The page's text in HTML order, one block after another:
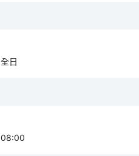
全日
08:00